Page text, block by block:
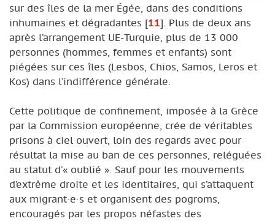
sur des îles de la mer Égée, dans des conditions
inhumaines et dégradantes [11] . Plus de deux ans
après l’arrangement UE-Turquie, plus de 13 000
personnes (hommes, femmes et enfants) sont
piégées sur ces îles (Lesbos, Chios, Samos, Leros et
Kos) dans l’indifférence générale.
Cette politique de confinement, imposée à la Grèce
par la Commission européenne, crée de véritables
prisons à ciel ouvert, loin des regards avec pour
résultat la mise au ban de ces personnes, reléguées
au statut d’« oublié ». Sauf pour les mouvements
d’extrême droite et les identitaires, qui s’attaquent
aux migrant·e·s et organisent des pogroms,
encouragés par les propos néfastes des